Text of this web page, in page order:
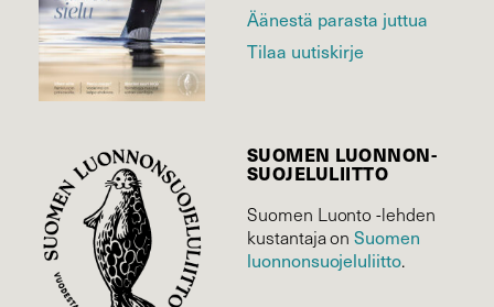
Äänestä parasta juttua
Tilaa uutiskirje
SUOMEN LUONNON­
SUOJELU­LIITTO
Suomen Luonto -lehden
kustantaja onSuomen
luonnonsuojelu­liitto.